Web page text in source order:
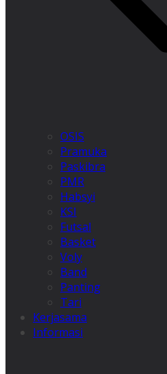
OSIS
Pramuka
Paskibra
PMR
Habsyi
KSI
Futsal
Basket
Voly
Band
Panting
Tari
Kerjasama
Informasi